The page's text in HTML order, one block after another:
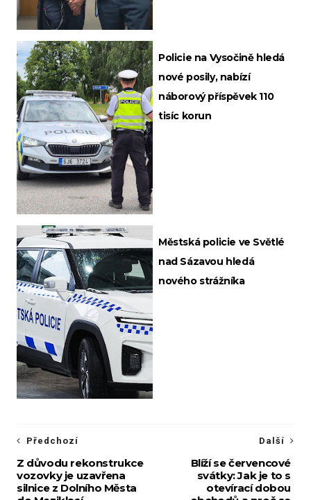
Policie na Vysočině hledá
nové posily, nabízí
náborový příspěvek 110
tisíc korun
Městská policie ve Světlé
nad Sázavou hledá
nového strážníka
Další
Blíží se červencové
svátky: Jak je to s
otevírací dobou
Předchozí
Z důvodu rekonstrukce
vozovky je uzavřena
silnice z Dolního Města